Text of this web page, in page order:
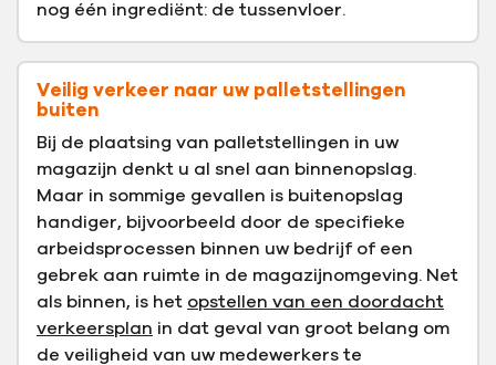
nog één ingrediënt: de tussenvloer.
Veilig verkeer naar uw palletstellingen
buiten
Bij de plaatsing van palletstellingen in uw
magazijn denkt u al snel aan binnenopslag.
Maar in sommige gevallen is buitenopslag
handiger, bijvoorbeeld door de specifieke
arbeidsprocessen binnen uw bedrijf of een
gebrek aan ruimte in de magazijnomgeving. Net
als binnen, is het opstellen van een doordacht
verkeersplan in dat geval van groot belang om
de veiligheid van uw medewerkers te